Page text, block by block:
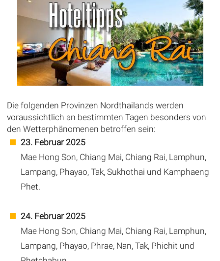
Die folgenden Provinzen Nordthailands werden
voraussichtlich an bestimmten Tagen besonders von
den Wetterphänomenen betroffen sein:
23. Februar 2025
Mae Hong Son, Chiang Mai, Chiang Rai, Lamphun,
Lampang, Phayao, Tak, Sukhothai und Kamphaeng
Phet.
24. Februar 2025
Mae Hong Son, Chiang Mai, Chiang Rai, Lamphun,
Lampang, Phayao, Phrae, Nan, Tak, Phichit und